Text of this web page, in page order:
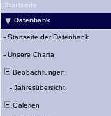
Startseite
Datenbank
- Startseite der Datenbank
- Unsere Charta
Beobachtungen
- Jahresübersicht
Galerien